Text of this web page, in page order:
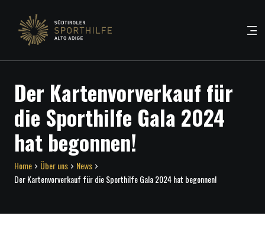
Der Kartenvorverkauf für
die Sporthilfe Gala 2024
hat begonnen!
Home Über uns
News
Der Kartenvorverkauf für die Sporthilfe Gala 2024 hat begonnen!